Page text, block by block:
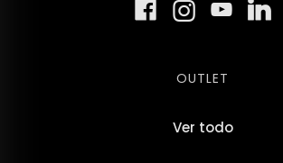
OUTLET
Ver todo